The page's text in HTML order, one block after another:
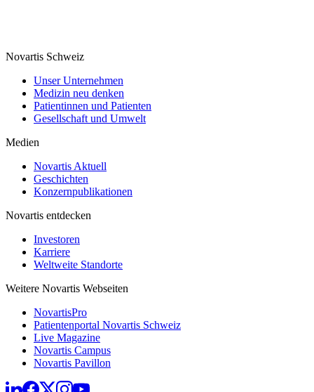
Novartis Schweiz
Unser Unternehmen
Medizin neu denken
Patientinnen und Patienten
Gesellschaft und Umwelt
Medien
Novartis Aktuell
Geschichten
Konzernpublikationen
Novartis entdecken
Investoren
Karriere
Weltweite Standorte
Weitere Novartis Webseiten
NovartisPro
Patientenportal Novartis Schweiz
Live Magazine
Novartis Campus
Novartis Pavillon